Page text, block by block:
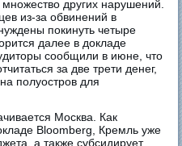
других нарушений.
из-за обвинений в
покинуть четыре
далее в докладе
сообщили в июне, что
за две трети денег,
полуостров для
Москва. Как
Bloomberg, Кремль уже
а также субсидирует